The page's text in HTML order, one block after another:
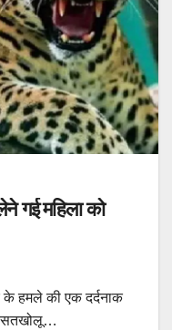
गई महिला को
के हमले की एक दर्दनाक
सतखोलू…